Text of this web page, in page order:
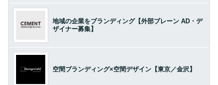
地域の企業をブランディング【外部ブレーン AD・デ
ザイナー募集】
空間ブランディング×空間デザイン【東京／金沢】